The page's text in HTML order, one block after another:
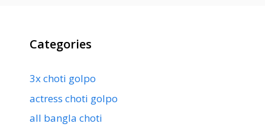
Categories
3x choti golpo
actress choti golpo
all bangla choti